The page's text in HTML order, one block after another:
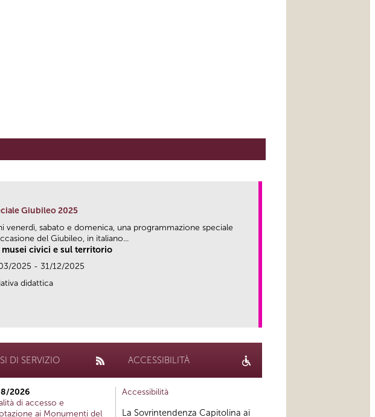
Giubileo 2025
venerdì, sabato e domenica, una programmazione speciale
del Giubileo, in italiano...
musei civici e sul territorio
2025 - 31/12/2025
didattica
DI SERVIZIO
2026
di accesso e
ai Monumenti del
ACCESSIBILITÀ
Accessibilità
La Sovrintendenza Capitolina ai